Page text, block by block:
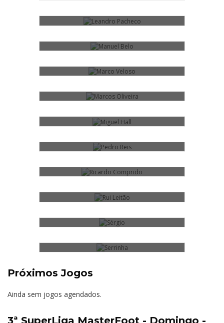
11
11
5
1
MARCO VELOSO
2
10
12
8
RICARDO COMPRIDO
3
10
1
SERRINHA
Próximos Jogos
Ainda sem jogos agendados.
3ª SuperLiga MasterFoot - Domingo -